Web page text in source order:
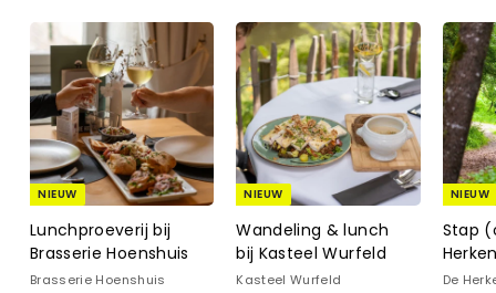
NIEUW
Lunchproeverij bij
Brasserie Hoenshuis
Brasserie Hoenshuis
NIEUW
Wandeling & lunch
bij Kasteel Wurfeld
Kasteel Wurfeld
NIEUW
Stap
De